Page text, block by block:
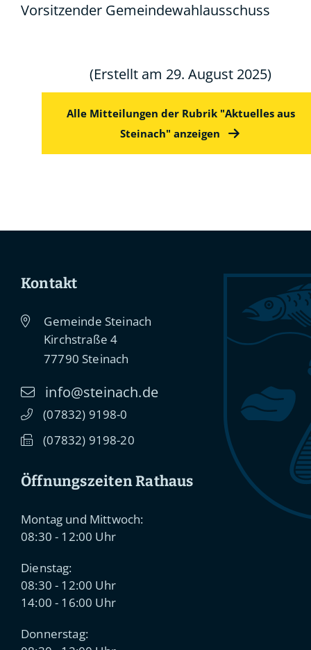
Vorsitzender Gemeindewahlausschuss
(Erstellt am 29. August 2025)
Alle Mitteilungen der Rubrik "Aktuelles aus
Steinach" anzeigen
Kontakt
Gemeinde Steinach
Kirchstraße 4
77790 Steinach
info@steinach.de
(07832) 91 98-0
(07832) 91 98-20
Öffnungszeiten Rathaus
Montag und Mittwoch:
08:30 - 12:00 Uhr
Dienstag:
08:30 - 12:00 Uhr
14:00 - 16:00 Uhr
Donnerstag: